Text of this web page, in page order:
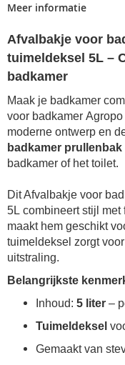
Meer informatie
Afvalbakje voor
tuimeldeksel 5L –
badkamer
Maak je badkamer
voor badkamer
moderne ontwerp en
badkamer prullenbak
badkamer of het toilet.
Dit Afvalbakje voor
5L combineert stijl
maakt hem geschikt
tuimeldeksel zorgt
uitstraling.
Belangrijkste
Inhoud: 5 liter –
Tuimeldeksel
Gemaakt van